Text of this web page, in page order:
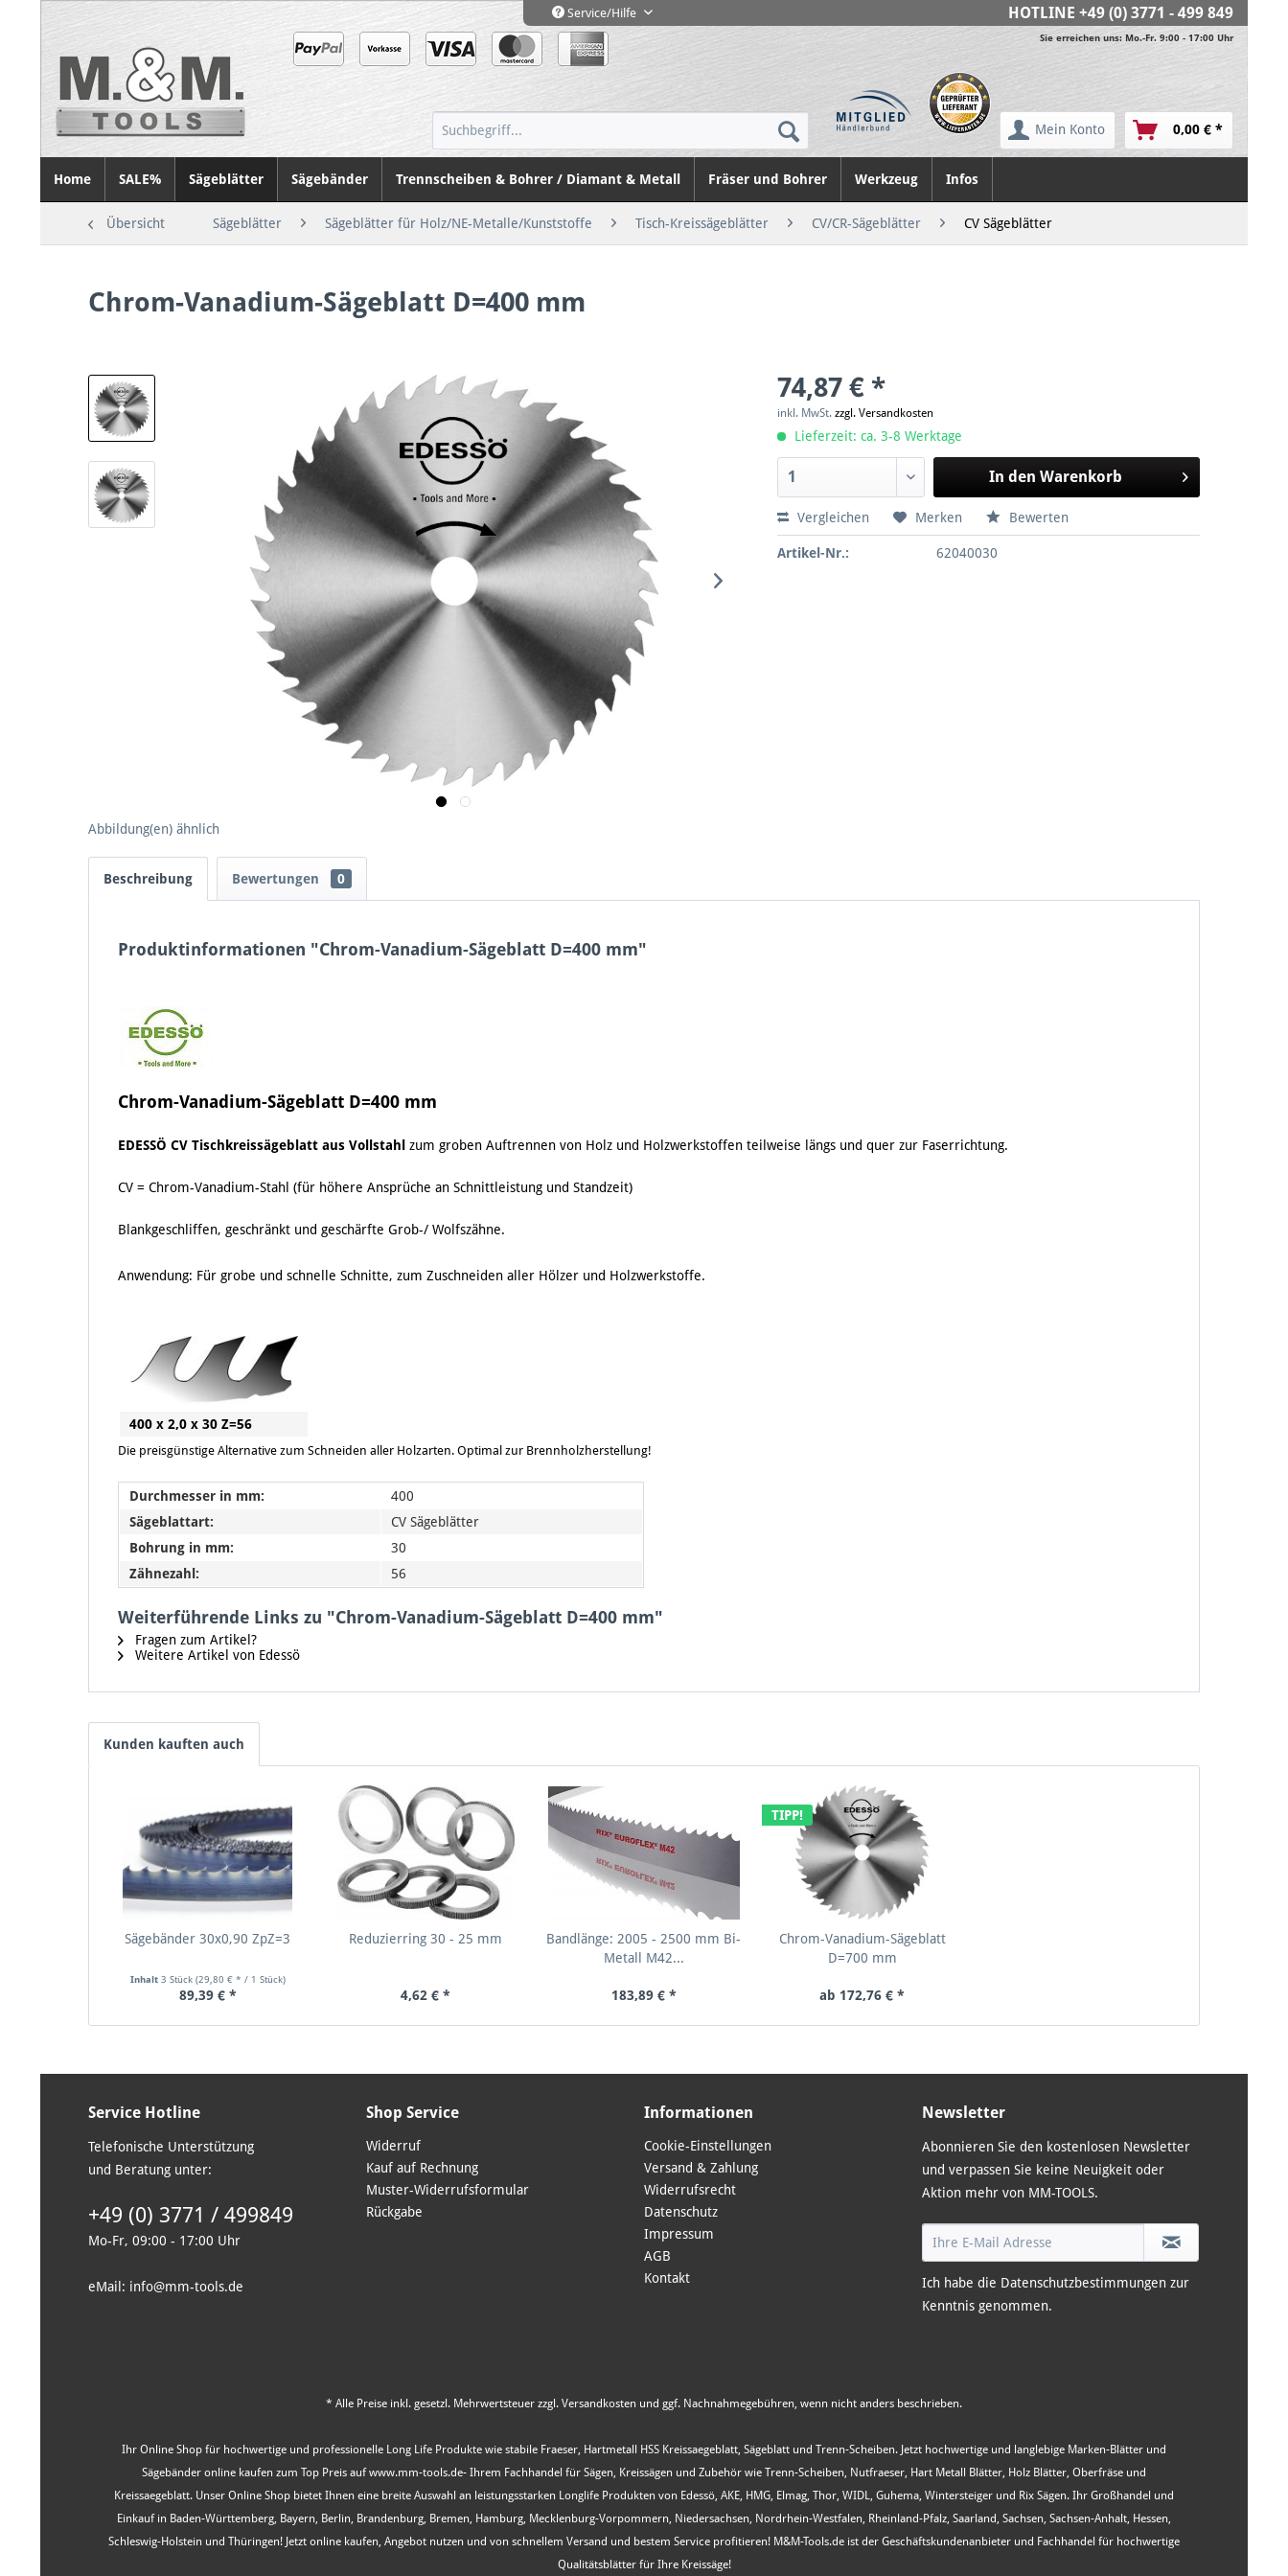
Service/Hilfe HOTLINE +49 (0) 3771 - 499 849
Sie erreichen uns: Mo.-Fr. 9:00 - 17:00 Uhr
Mein Konto 0,00 € *
Home SALE% Sägeblätter Sägebänder Trennscheiben & Bohrer / Diamant & Metall Fräser und Bohrer Werkzeug Infos
Übersicht Sägeblätter Sägeblätter für Holz/NE-Metalle/Kunststoffe Tisch-Kreissägeblätter CV/CR-Sägeblätter CV Sägeblätter
Chrom-Vanadium-Sägeblatt D=400 mm
Abbildung(en) ähnlich
74,87 € *
inkl. MwSt.zzgl. Versandkosten
Lieferzeit: ca. 3-8 Werktage
In den Warenkorb
Vergleichen Merken Bewerten
Artikel-Nr.: 62040030
Beschreibung Bewertungen 0
Produktinformationen "Chrom-Vanadium-Sägeblatt D=400 mm"
Chrom-Vanadium-Sägeblatt D=400 mm
EDESSÖ CV Tischkreissägeblatt aus Vollstahl zum groben Auftrennen von Holz und Holzwerkstoffen teilweise längs und quer zur Faserrichtung.
CV = Chrom-Vanadium-Stahl (für höhere Ansprüche an Schnittleistung und Standzeit)
Blankgeschliffen, geschränkt und geschärfte Grob-/ Wolfszähne.
Anwendung: Für grobe und schnelle Schnitte, zum Zuschneiden aller Hölzer und Holzwerkstoffe.
400 x 2,0 x 30 Z=56
Die preisgünstige Alternative zum Schneiden aller Holzarten. Optimal zur Brennholzherstellung!
Durchmesser in mm:
400
Sägeblattart:
CV Sägeblätter
Bohrung in mm:
30
Zähnezahl:
56
Weiterführende Links zu "Chrom-Vanadium-Sägeblatt D=400 mm"
Fragen zum Artikel?
Weitere Artikel von Edessö
Kunden kauften auch
Sägebänder 30x0,90 ZpZ=3
Inhalt 3 Stück (29,80 € * / 1 Stück)
89,39 € *
Reduzierring 30 - 25 mm
4,62 € *
Bandlänge: 2005 - 2500 mm Bi-
Metall M42...
183,89 € *
TIPP!
Chrom-Vanadium-Sägeblatt
D=700 mm
ab 172,76 € *
Service Hotline
Telefonische Unterstützung
und Beratung unter:
+49 (0) 3771 / 499849
Mo-Fr, 09:00 - 17:00 Uhr
eMail: info@mm-tools.de
Shop Service
Widerruf
Kauf auf Rechnung
Muster-Widerrufsformular
Rückgabe
Informationen
Cookie-Einstellungen
Versand & Zahlung
Widerrufsrecht
Datenschutz
Impressum
AGB
Kontakt
Newsletter
Abonnieren Sie den kostenlosen Newsletter
und verpassen Sie keine Neuigkeit oder
Aktion mehr von MM-TOOLS.
Ich habe die Datenschutzbestimmungen zur
Kenntnis genommen.
* Alle Preise inkl. gesetzl. Mehrwertsteuer zzgl. Versandkosten und ggf. Nachnahmegebühren, wenn nicht anders beschrieben.
Ihr Online Shop für hochwertige und professionelle Long Life Produkte wie stabile Fraeser, Hartmetall HSS Kreissaegeblatt, Sägeblatt und Trenn-Scheiben. Jetzt hochwertige und langlebige Marken-Blätter und
Sägebänder online kaufen zum Top Preis auf www.mm-tools.de- Ihrem Fachhandel für Sägen, Kreissägen und Zubehör wie Trenn-Scheiben, Nutfraeser, Hart Metall Blätter, Holz Blätter, Oberfräse und
Kreissaegeblatt. Unser Online Shop bietet Ihnen eine breite Auswahl an leistungsstarken Longlife Produkten von Edessö, AKE, HMG, Elmag, Thor, WIDL, Guhema, Wintersteiger und Rix Sägen. Ihr Großhandel und
Einkauf in Baden-Württemberg, Bayern, Berlin, Brandenburg, Bremen, Hamburg, Mecklenburg-Vorpommern, Niedersachsen, Nordrhein-Westfalen, Rheinland-Pfalz, Saarland, Sachsen, Sachsen-Anhalt, Hessen,
Schleswig-Holstein und Thüringen! Jetzt online kaufen, Angebot nutzen und von schnellem Versand und bestem Service profitieren! M&M-Tools.de ist der Geschäftskundenanbieter und Fachhandel für hochwertige
Qualitätsblätter für Ihre Kreissäge!